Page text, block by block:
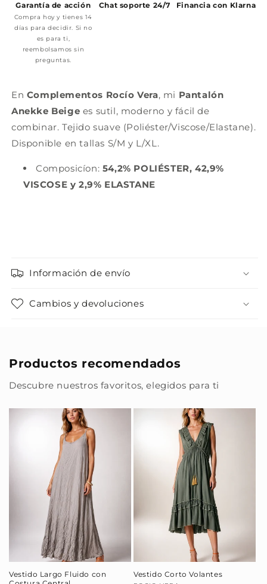
Garantía de acción
Compra hoy y tienes 14
días para decidir. Si no
es para ti,
reembolsamos sin
preguntas.
Chat soporte 24/7 Financia con Klarna
En Complementos Rocío Vera, mi Pantalón
Anekke Beige es sutil, moderno y fácil de
combinar. Tejido suave (Poliéster/Viscose/Elastane).
Disponible en tallas S/M y L/XL.
Composicíon: 54,2% POLIÉSTER, 42,9%
VISCOSE y 2,9% ELASTANE
Información de envío
Cambios y devoluciones
Productos recomendados
Descubre nuestros favoritos, elegidos para ti
Vestido Largo Fluido con
Vestido Corto Volantes